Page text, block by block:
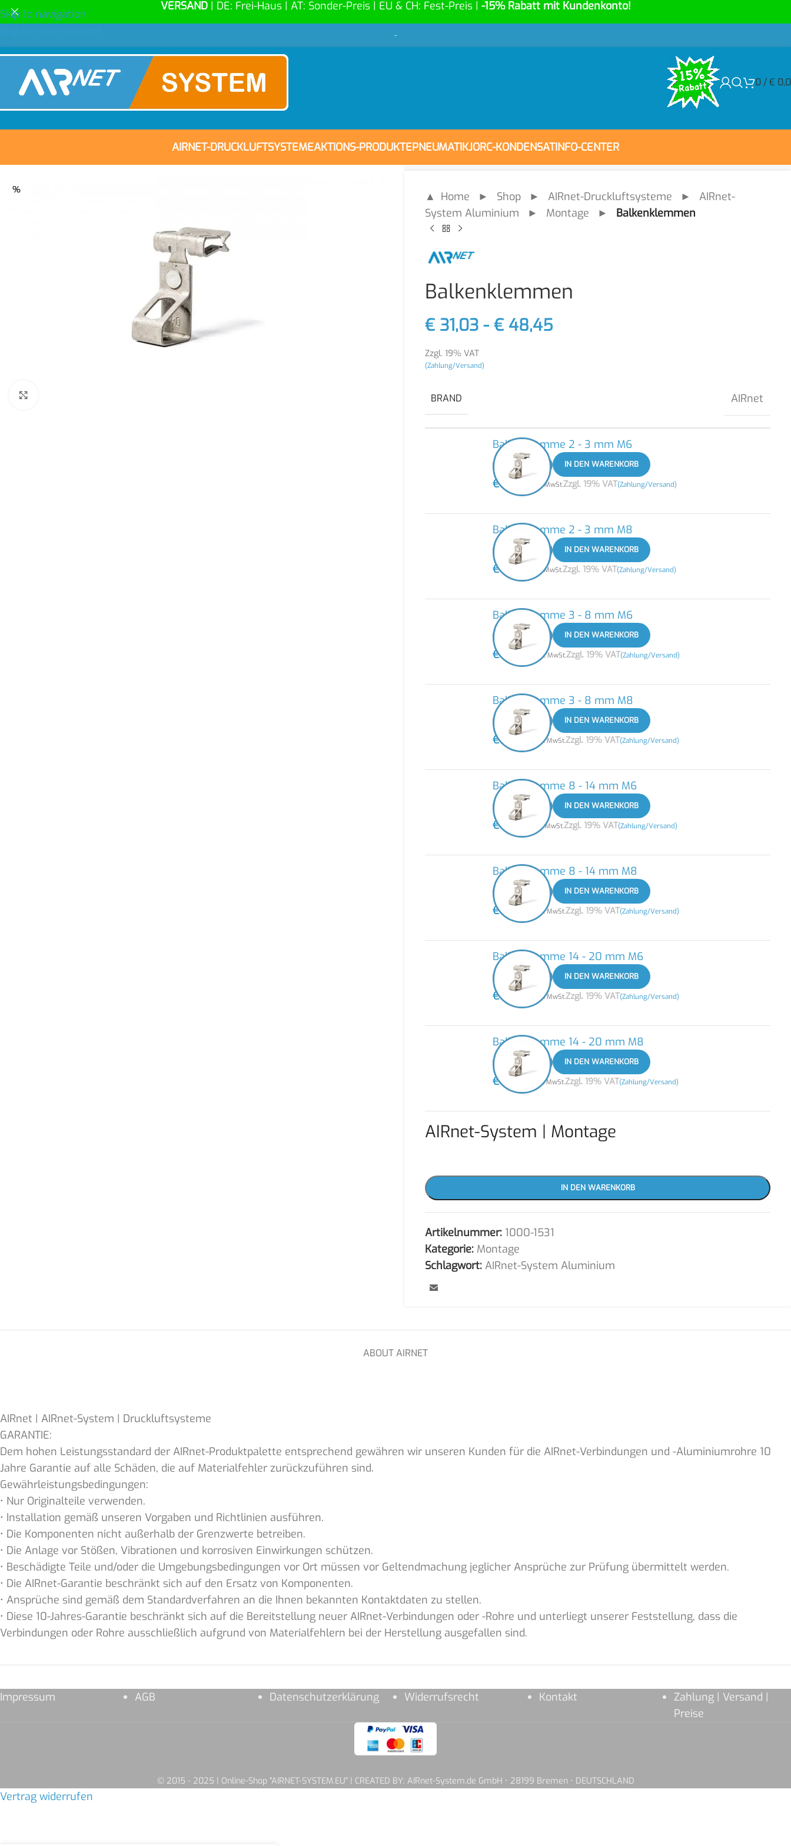
Skip to navigation
VERSAND | DE: Frei-Haus | AT: Sonder-Preis | EU & CH: Fest-Preis | -15% Rabatt mit Kundenkonto!
-
0 /€
AIRNET-DRUCKLUFTSYSTEMEAKTIONS-PRODUKTEPNEUMATIKJORC-KONDENSATINFO-CENTER
% ▲ Home ► Shop ► AIRnet-Druckluftsysteme ► AIRnet-
System Aluminium ► Montage ► Balkenklemmen
Balkenklemmen
€ 31,03 - € 48,45
Zzgl. 19% VAT
(Zahlung/Versand)
BRAND AIRnet
Balkenklemme 2 - 3 mm M6
IN DEN WARENKORB
€31,03 zzgl. MwSt.Zzgl. 19% VAT(Zahlung/Versand)
Balkenklemme 2 - 3 mm M8
IN DEN WARENKORB
€31,45 zzgl. MwSt.Zzgl. 19% VAT(Zahlung/Versand)
Balkenklemme 3 - 8 mm M6
IN DEN WARENKORB
€42,08 zzgl. MwSt.Zzgl. 19% VAT(Zahlung/Versand)
Balkenklemme 3 - 8 mm M8
IN DEN WARENKORB
€32,30 zzgl. MwSt.Zzgl. 19% VAT(Zahlung/Versand)
Balkenklemme 8 - 14 mm M6
IN DEN WARENKORB
€46,75 zzgl. MwSt.Zzgl. 19% VAT(Zahlung/Versand)
Balkenklemme 8 - 14 mm M8
IN DEN WARENKORB
€32,30 zzgl. MwSt.Zzgl. 19% VAT(Zahlung/Versand)
Balkenklemme 14 - 20 mm M6
IN DEN WARENKORB
€48,45 zzgl. MwSt.Zzgl. 19% VAT(Zahlung/Versand)
Balkenklemme 14 - 20 mm M8
IN DEN WARENKORB
€34,43 zzgl. MwSt.Zzgl. 19% VAT(Zahlung/Versand)
AIRnet-System | Montage
IN DEN WARENKORB
Artikelnummer: 1000-1531
Kategorie: Montage
Schlagwort: AIRnet-System Aluminium
ABOUT AIRNET
AIRnet | AIRnet-System | Druckluftsysteme
GARANTIE:
Dem hohen Leistungsstandard der AIRnet-Produktpalette entsprechend gewähren wir unseren Kunden für die AIRnet-Verbindungen und -Aluminiumrohre 10
Jahre Garantie auf alle Schäden, die auf Materialfehler zurückzuführen sind.
Gewährleistungsbedingungen:
• Nur Originalteile verwenden.
• Installation gemäß unseren Vorgaben und Richtlinien ausführen.
• Die Komponenten nicht außerhalb der Grenzwerte betreiben.
• Die Anlage vor Stößen, Vibrationen und korrosiven Einwirkungen schützen.
• Beschädigte Teile und/oder die Umgebungsbedingungen vor Ort müssen vor Geltendmachung jeglicher Ansprüche zur Prüfung übermittelt werden.
• Die AIRnet-Garantie beschränkt sich auf den Ersatz von Komponenten.
• Ansprüche sind gemäß dem Standardverfahren an die Ihnen bekannten Kontaktdaten zu stellen.
• Diese 10-Jahres-Garantie beschränkt sich auf die Bereitstellung neuer AIRnet-Verbindungen oder -Rohre und unterliegt unserer Feststellung, dass die
Verbindungen oder Rohre ausschließlich aufgrund von Materialfehlern bei der Herstellung ausgefallen sind.
Impressum AGB Datenschutzerklärung Widerrufsrecht Kontakt
Zahlung | Versand |
Preise
© 2015 - 2025 | Online-Shop "AIRNET-SYSTEM.EU" | CREATED BY: AIRnet-System.de GmbH • 28199 Bremen • DEUTSCHLAND
Vertrag widerrufen